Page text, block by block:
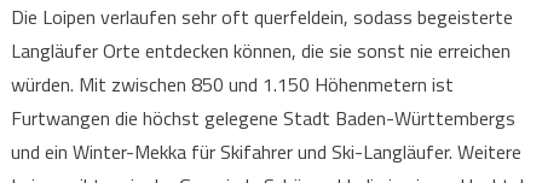
Die Loipen verlaufen sehr oft querfeldein, sodass begeisterte
Langläufer Orte entdecken können, die sie sonst nie erreichen
würden. Mit zwischen 850 und 1.150 Höhenmetern ist
Furtwangen die höchst gelegene Stadt Baden-Württembergs
und ein Winter-Mekka für Skifahrer und Ski-Langläufer. Weitere